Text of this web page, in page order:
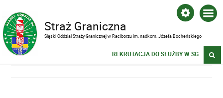
Straż Graniczna
Śląski Oddział Straży Granicznej w Raciborzu im. nadkom. Józefa Bocheńskiego
REKRUTACJA DO SŁUŻBY W SG